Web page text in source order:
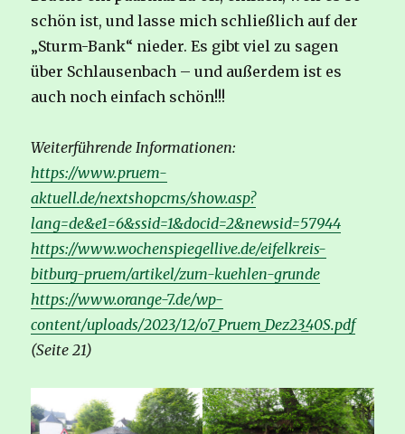
schön ist, und lasse mich schließlich auf der
„Sturm-Bank“ nieder. Es gibt viel zu sagen
über Schlausenbach – und außerdem ist es
auch noch einfach schön!!!
Weiterführende Informationen:
https://www.pruem-
aktuell.de/nextshopcms/show.asp?
lang=de&e1=6&ssid=1&docid=2&newsid=57944
https://www.wochenspiegellive.de/eifelkreis-
bitburg-pruem/artikel/zum-kuehlen-grunde
https://www.orange-7.de/wp-
content/uploads/2023/12/o7_Pruem_Dez23_40S.pdf
(Seite 21)